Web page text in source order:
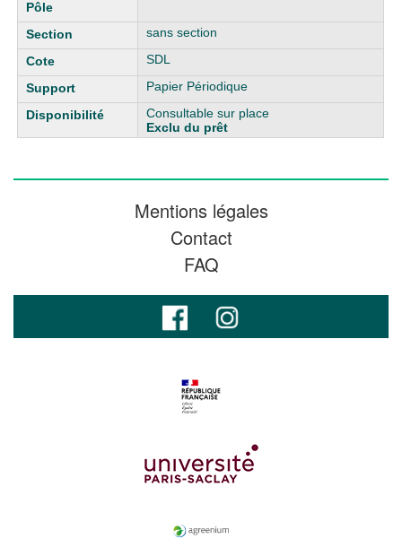
sans section
SDL
Papier Périodique
Consultable sur place
Exclu du prêt
Mentions légales
Contact
FAQ